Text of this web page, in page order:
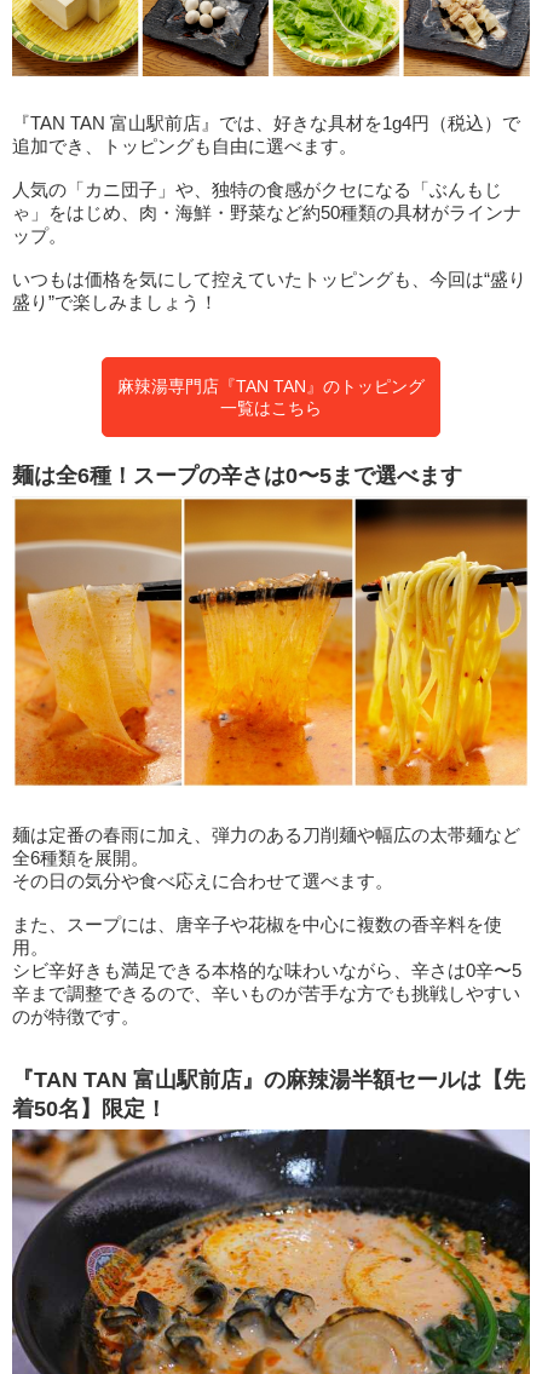
『TAN TAN 富山駅前店』では、好きな具材を1g4円（税込）で
追加でき、トッピングも自由に選べます。
人気の「カニ団子」や、独特の食感がクセになる「ぶんもじ
ゃ」をはじめ、肉・海鮮・野菜など約50種類の具材がラインナ
ップ。
いつもは価格を気にして控えていたトッピングも、今回は“盛り
盛り”で楽しみましょう！
麻辣湯専門店『TAN TAN』のトッピング
一覧はこちら
麺は全6種！スープの辛さは0〜5まで選べます
麺は定番の春雨に加え、弾力のある刀削麺や幅広の太帯麺など
全6種類を展開。
その日の気分や食べ応えに合わせて選べます。
また、スープには、唐辛子や花椒を中心に複数の香辛料を使
用。
シビ辛好きも満足できる本格的な味わいながら、辛さは0辛〜5
辛まで調整できるので、辛いものが苦手な方でも挑戦しやすい
のが特徴です。
『TAN TAN 富山駅前店』の麻辣湯半額セールは【先
着50名】限定！